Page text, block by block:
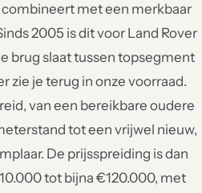
met een merkbaar
2005 is dit voor Land Rover
brug slaat tussen topsegment
zie je terug in onze voorraad.
van een bereikbare oudere
tot een vrijwel nieuw,
De prijsspreiding is dan
tot bijna €120.000, met